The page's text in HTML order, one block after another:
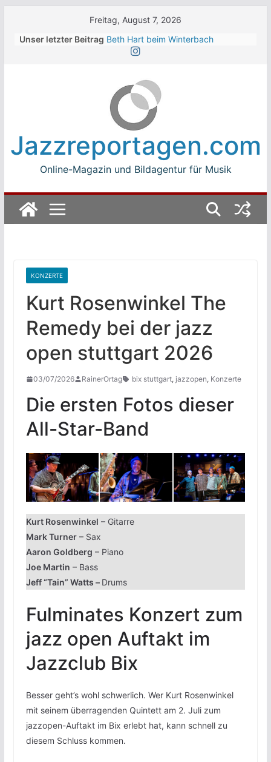
Freitag, August 7, 2026
Unser letzter Beitrag Beth Hart beim Winterbach
Zeltspektakel 2026
The Cinelli Brothers beim
Winterbach Zeltspektakel 2026
Jean-Michel Jarre bei den jazz open
Modena auf der Piazza Roma 2026
Beth Hart
Jazzreportagen.com
Online-Magazin und Bildagentur für Musik
KONZERTE
Kurt Rosenwinkel The
Remedy bei der jazz
open stuttgart 2026
03/07/2026 RainerOrtag bix stuttgart, jazzopen, Konzerte
Die ersten Fotos dieser
All-Star-Band
Kurt Rosenwinkel – Gitarre
Mark Turner– Sax
Aaron Goldberg – Piano
Joe Martin – Bass
Jeff “Tain” Watts – Drums
Fulminates Konzert zum
jazz open Auftakt im
Jazzclub Bix
Besser geht’s wohl schwerlich. Wer Kurt Rosenwinkel
mit seinem überragenden Quintett am 2. Juli zum
jazzopen-Auftakt im Bix erlebt hat, kann schnell zu
diesem Schluss kommen.